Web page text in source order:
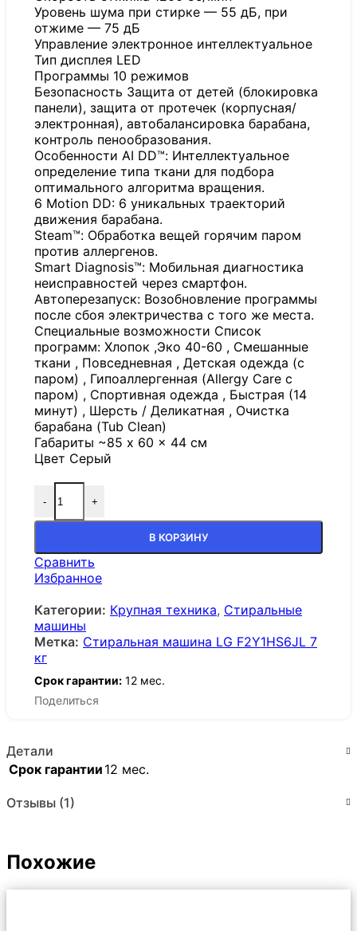
Уровень шума при стирке — 55 дБ, при
отжиме — 75 дБ
Управление электронное интеллектуальное
Тип дисплея LED
Программы 10 режимов
Безопасность Защита от детей (блокировка
панели), защита от протечек (корпусная/
электронная), автобалансировка барабана,
контроль пенообразования.
Особенности AI DD™: Интеллектуальное
определение типа ткани для подбора
оптимального алгоритма вращения.
6 Motion DD: 6 уникальных траекторий
движения барабана.
Steam™: Обработка вещей горячим паром
против аллергенов.
Smart Diagnosis™: Мобильная диагностика
неисправностей через смартфон.
Автоперезапуск: Возобновление программы
после сбоя электричества с того же места.
Специальные возможности Список
программ: Хлопок ,Эко 40-60 , Смешанные
ткани , Повседневная , Детская одежда (с
паром) , Гипоаллергенная (Allergy Care с
паром) , Спортивная одежда , Быстрая (14
минут) , Шерсть / Деликатная , Очистка
барабана (Tub Clean)
Габариты ~85 x 60 x 44 см
Цвет Серый
- +
В КОРЗИНУ
Сравнить
Избранное
Категории: Крупная техника, Стиральные
машины
Метка: Стиральная машина LG F2Y1HS6JL 7
кг
Срок гарантии: 12 мес.
Поделиться
Детали
Срок гарантии 12 мес.
Отзывы (1)
Похожие